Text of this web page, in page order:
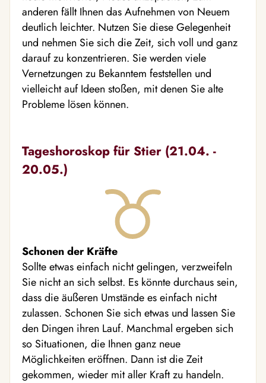
anderen fällt Ihnen das Aufnehmen von Neuem
deutlich leichter. Nutzen Sie diese Gelegenheit
und nehmen Sie sich die Zeit, sich voll und ganz
darauf zu konzentrieren. Sie werden viele
Vernetzungen zu Bekanntem feststellen und
vielleicht auf Ideen stoßen, mit denen Sie alte
Probleme lösen können.
Tageshoroskop für Stier (21.04. -
20.05.)
Schonen der Kräfte
Sollte etwas einfach nicht gelingen, verzweifeln
Sie nicht an sich selbst. Es könnte durchaus sein,
dass die äußeren Umstände es einfach nicht
zulassen. Schonen Sie sich etwas und lassen Sie
den Dingen ihren Lauf. Manchmal ergeben sich
so Situationen, die Ihnen ganz neue
Möglichkeiten eröffnen. Dann ist die Zeit
gekommen, wieder mit aller Kraft zu handeln.